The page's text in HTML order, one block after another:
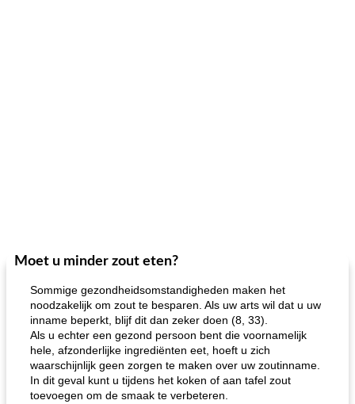
Moet u minder zout eten?
Sommige gezondheidsomstandigheden maken het
noodzakelijk om zout te besparen. Als uw arts wil dat u uw
inname beperkt, blijf dit dan zeker doen (8, 33).
Als u echter een gezond persoon bent die voornamelijk
hele, afzonderlijke ingrediënten eet, hoeft u zich
waarschijnlijk geen zorgen te maken over uw zoutinname.
In dit geval kunt u tijdens het koken of aan tafel zout
toevoegen om de smaak te verbeteren.